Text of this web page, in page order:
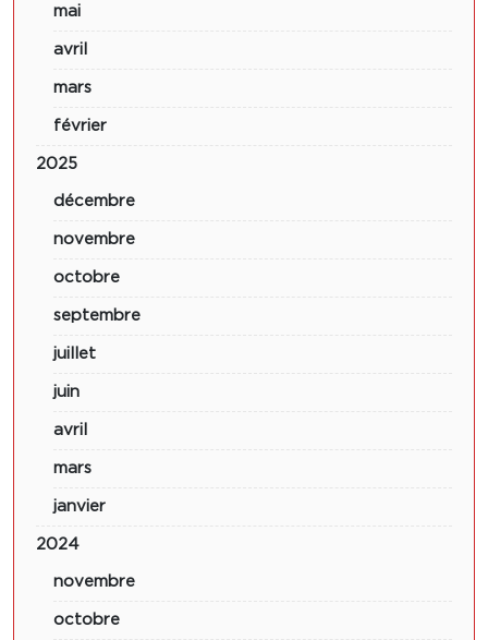
mai
avril
mars
février
2025
décembre
novembre
octobre
septembre
juillet
juin
avril
mars
janvier
2024
novembre
octobre